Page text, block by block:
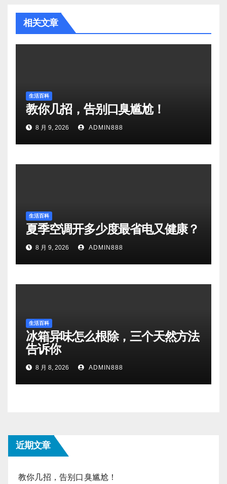
相关文章
生活百科
教你几招，告别口臭尴尬！
8 月 9, 2026 ADMIN888
生活百科
夏季空调开多少度最省电又健康？
8 月 9, 2026 ADMIN888
生活百科
冰箱异味怎么根除，三个天然方法
告诉你
8 月 8, 2026 ADMIN888
近期文章
教你几招，告别口臭尴尬！